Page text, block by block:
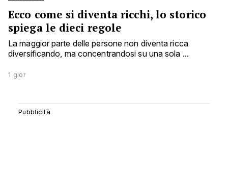
Ecco come si diventa ricchi, lo storico
spiega le dieci regole
La maggior parte delle persone non diventa ricca
diversificando, ma concentrandosi su una sola ...
1 gior